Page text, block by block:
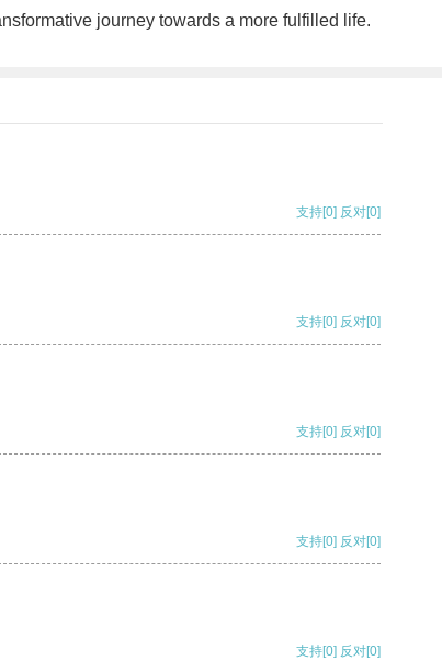
journey towards a more fulfilled life.
支持[0] 反对[0]
支持[0] 反对[0]
支持[0] 反对[0]
支持[0] 反对[0]
支持[0] 反对[0]